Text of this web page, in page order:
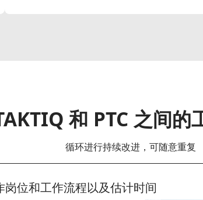
和 PTC 之间的
循环进行持续改进，可随意重复
位和工作流程以及估计时间